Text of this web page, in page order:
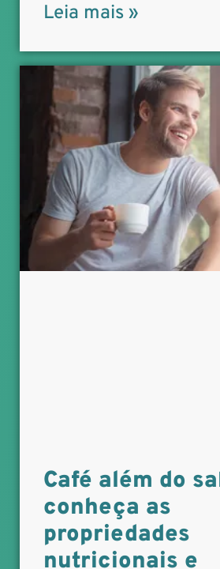
Leia mais »
Café além do
conheça as
propriedades
nutricionais e